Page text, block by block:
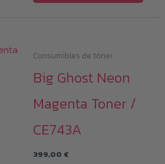
Consumibles de tóner
Big Ghost Neon
Magenta Toner /
CE743A
399,00 €